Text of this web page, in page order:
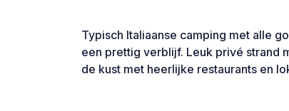
Typisch Italiaanse camping met alle
een prettig verblijf. Leuk privé strand
de kust met heerlijke restaurants en